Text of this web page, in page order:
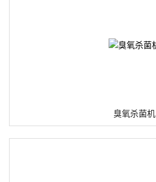
臭氧杀菌机